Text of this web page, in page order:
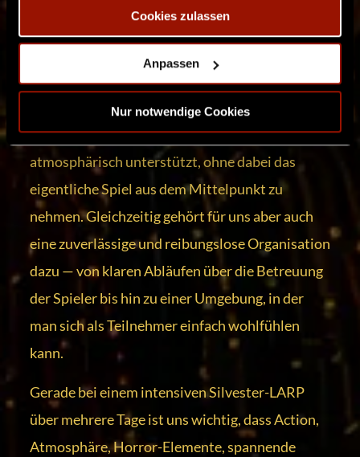
Cookies zulassen
Anpassen
Nur notwendige Cookies
Wie auch bei unseren vergangenen
stimmige Dekorationen, immersive
Spielbereiche und eine technische Inszenierung,
die besondere Szenen und Spielsituationen
atmosphärisch unterstützt, ohne dabei das
eigentliche Spiel aus dem Mittelpunkt zu
nehmen. Gleichzeitig gehört für uns aber auch
eine zuverlässige und reibungslose Organisation
dazu — von klaren Abläufen über die Betreuung
der Spieler bis hin zu einer Umgebung, in der
man sich als Teilnehmer einfach wohlfühlen
kann.
Gerade bei einem intensiven Silvester-LARP
über mehrere Tage ist uns wichtig, dass Action,
Atmosphäre, Horror-Elemente, spannende